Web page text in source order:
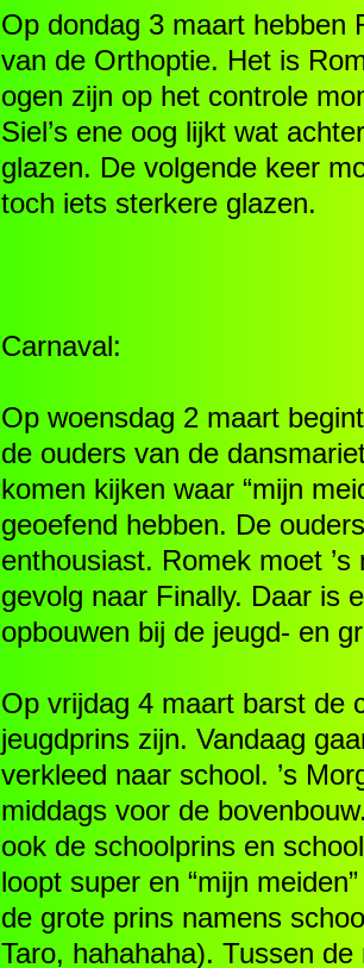
Op dondag 3 maart hebben
van de Orthoptie. Het is
ogen zijn op het controle
Siel’s ene oog lijkt wat
glazen. De volgende keer
toch iets sterkere glazen.
Carnaval:
Op woensdag 2 maart
de ouders van de
komen kijken waar “mijn
geoefend hebben. De
enthousiast. Romek moet
gevolg naar Finally. Daar is
opbouwen bij de jeugd- en
Op vrijdag 4 maart barst de
jeugdprins zijn. Vandaag
verkleed naar school. ’s
middags voor de
ook de schoolprins en
loopt super en “mijn
de grote prins namens
Taro, hahahaha). Tussen